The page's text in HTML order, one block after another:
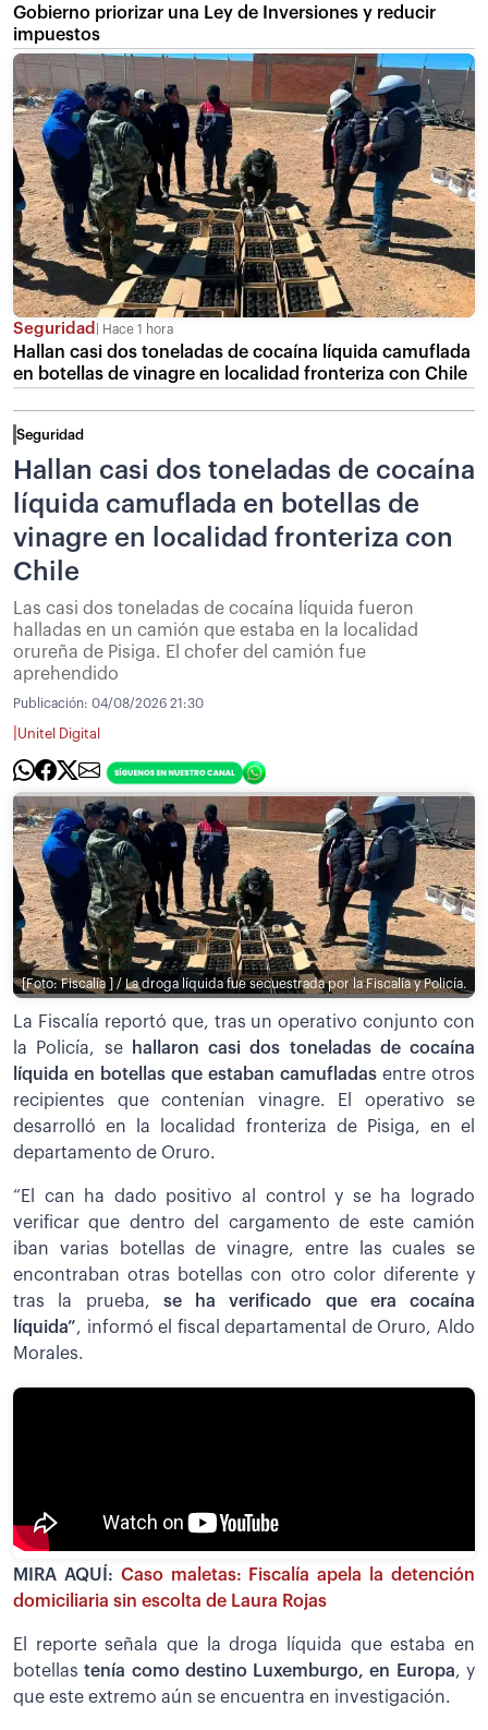
Gobierno priorizar una Ley de Inversiones y reducir
impuestos
Seguridad Hace 1 hora
Hallan casi dos toneladas de cocaína líquida camuflada
en botellas de vinagre en localidad fronteriza con Chile
Seguridad
Hallan casi dos toneladas de cocaína
líquida camuflada en botellas de
vinagre en localidad fronteriza con
Chile
Las casi dos toneladas de cocaína líquida fueron
halladas en un camión que estaba en la localidad
orureña de Pisiga. El chofer del camión fue
aprehendido
Publicación: 04/08/2026 21:30
Unitel Digital
[Foto: Fiscalía ] / La droga líquida fue secuestrada por la Fiscalía y Policía.
La Fiscalía reportó que, tras un operativo conjunto con
la Policía, se
hallaron casi dos toneladas de cocaína
líquida en botellas que estaban camufladas entre otros
recipientes que contenían vinagre. El operativo se
desarrolló en la localidad fronteriza de Pisiga, en el
departamento de Oruro.
“El can ha dado positivo al control y se ha logrado
verificar que dentro del cargamento de este camión
iban varias botellas de vinagre, entre las cuales se
encontraban otras botellas con otro color diferente y
tras la prueba, se ha verificado que era cocaína
líquida”, informó el fiscal departamental de Oruro, Aldo
Morales.
MIRA AQUÍ: Caso maletas: Fiscalía apela la detención
domiciliaria sin escolta de Laura Rojas
El reporte señala que la droga líquida que estaba en
botellas tenía como destino Luxemburgo, en Europa, y
que este extremo aún se encuentra en investigación.